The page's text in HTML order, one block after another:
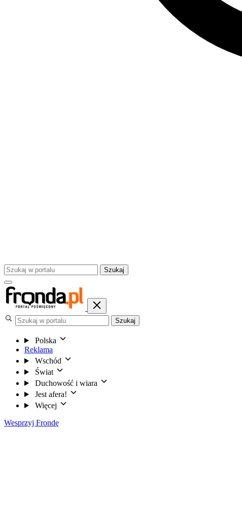
Szukaj
Szukaj
Polska
Reklama
Wschód
Świat
Duchowość i wiara
Jest afera!
Więcej
Wesprzyj Frondę